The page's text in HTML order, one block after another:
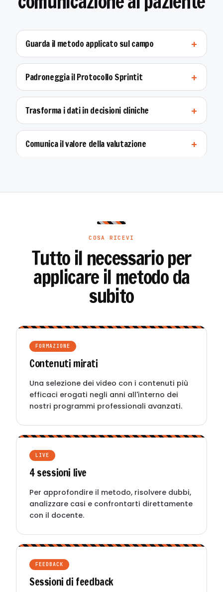
Guarda il metodo applicato sul campo
Padroneggia il Protocollo Sprintit
Trasforma i dati in decisioni cliniche
Comunica il valore della valutazione
COSA RICEVI
Tutto il necessario per
applicare il metodo da
subito
FORMAZIONE
Contenuti mirati
Una selezione dei video con i contenuti più
efficaci erogati negli anni all'interno dei
nostri programmi professionali avanzati.
LIVE
4 sessioni live
Per approfondire il metodo, risolvere dubbi,
analizzare casi e confrontarti direttamente
con il docente.
FEEDBACK
Sessioni di feedback